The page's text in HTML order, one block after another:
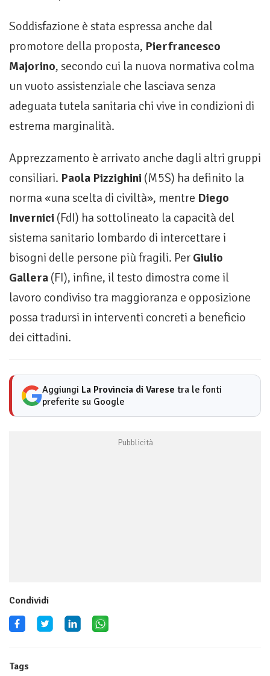
Soddisfazione è stata espressa anche dal
promotore della proposta, Pierfrancesco
Majorino, secondo cui la nuova normativa colma
un vuoto assistenziale che lasciava senza
adeguata tutela sanitaria chi vive in condizioni di
estrema marginalità.
Apprezzamento è arrivato anche dagli altri gruppi
consiliari. Paola Pizzighini (M5S) ha definito la
norma «una scelta di civiltà», mentre Diego
Invernici (FdI) ha sottolineato la capacità del
sistema sanitario lombardo di intercettare i
bisogni delle persone più fragili. Per Giulio
Gallera (FI), infine, il testo dimostra come il
lavoro condiviso tra maggioranza e opposizione
possa tradursi in interventi concreti a beneficio
dei cittadini.
Aggiungi La Provincia di Varese tra le fonti
preferite su Google
Condividi
Tags